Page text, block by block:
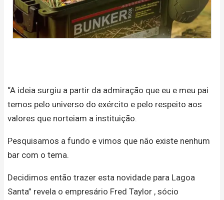
“A ideia surgiu a partir da admiração que eu e meu pai
temos pelo universo do exército e pelo respeito aos
valores que norteiam a instituição.
Pesquisamos a fundo e vimos que não existe nenhum
bar com o tema.
Decidimos então trazer esta novidade para Lagoa
Santa” revela o empresário Fred Taylor , sócio